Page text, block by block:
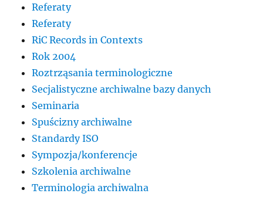
Referaty
Referaty
RiC Records in Contexts
Rok 2004
Roztrząsania terminologiczne
Secjalistyczne archiwalne bazy danych
Seminaria
Spuścizny archiwalne
Standardy ISO
Sympozja/konferencje
Szkolenia archiwalne
Terminologia archiwalna